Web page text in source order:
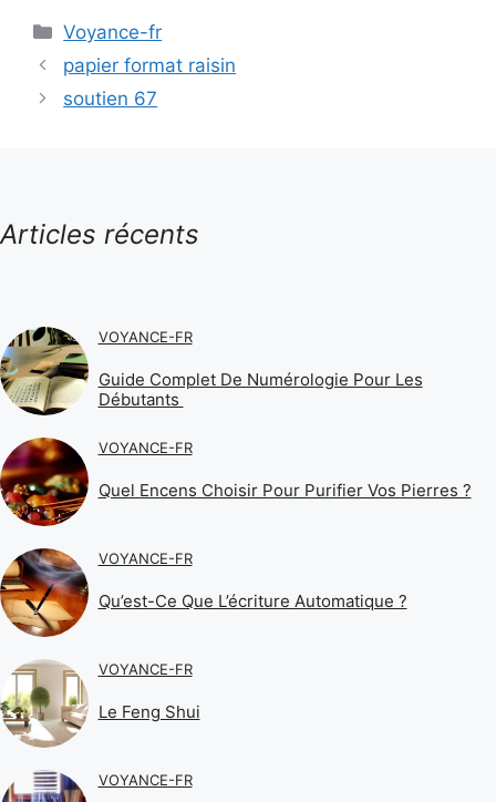
Catégories
Voyance-fr
papier format raisin
soutien 67
Articles récents
VOYANCE-FR
Guide Complet De Numérologie Pour Les
Débutants
VOYANCE-FR
Quel Encens Choisir Pour Purifier Vos Pierres ?
VOYANCE-FR
Qu’est-Ce Que L’écriture Automatique ?
VOYANCE-FR
Le Feng Shui
VOYANCE-FR